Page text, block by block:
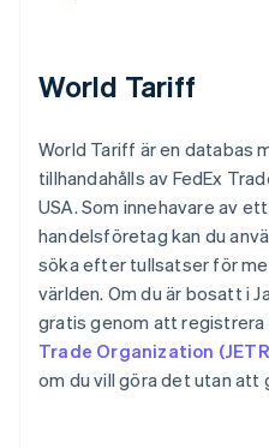
World Tariff
World Tariff är en databas
tillhandahålls av FedEx
USA. Som innehavare av
handelsföretag kan du
söka efter tullsatser för
världen. Om du är bosatt i
gratis genom att registrera
Trade Organization
om du vill göra det utan att